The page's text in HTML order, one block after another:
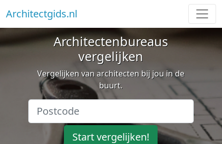
Architectgids.nl
Architectenbureaus
vergelijken
Vergelijken van architecten bij jou in de
buurt.
Start vergelijken!